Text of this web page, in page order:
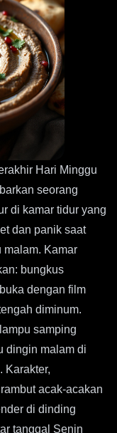
Hari Minggu
seorang
di kamar tidur yang
dan panik saat
malam. Kamar
bungkus
dengan film
diminum.
samping
dingin malam di
Karakter,
acak-acakan
di dinding
tanggal Senin